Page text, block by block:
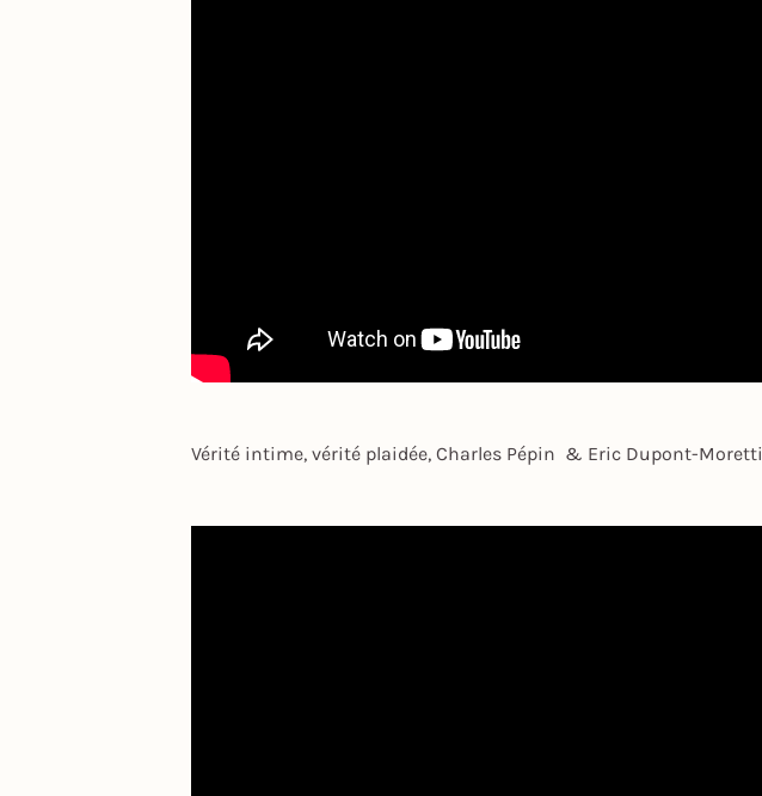
Vérité intime, vérité plaidée, Charles Pépin & Eric Dupont-Moretti